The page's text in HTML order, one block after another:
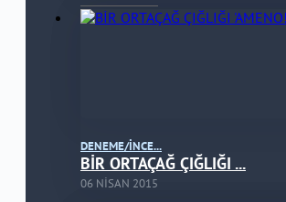
DENEME/İNCE...
BİR ORTAÇAĞ ÇIĞLIĞI ...
06 NISAN 2015